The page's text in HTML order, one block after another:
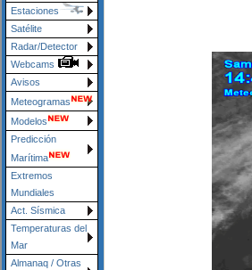
Estaciones
Satélite
Radar/Detector
Webcams
Avisos
Meteogramas
Modelos
Predicción
Marítima
Extremos
Mundiales
Act. Sísmica
Temperaturas del
Mar
Almanaq / Otras